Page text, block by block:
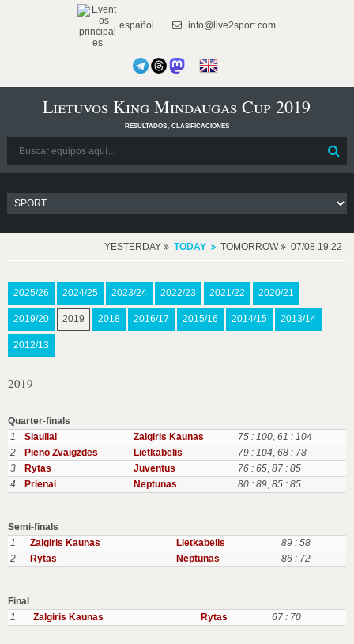
español info@live2sport.com
Lietuvos King Mindaugas Cup 2019
resultados, clasificaciones
YESTERDAY TODAY TOMORROW 07/08 19:22
2025/26 2024/25 2023/24 2022/23 2021/22 2020/21
2019/20 2019 2018 2016/17 2015/16 2014/15 2013/14
2012/13
2019
Quarter-finals
1
Siauliai Zalgiris Kaunas 75 : 100, 61 : 104
2
Pieno Zvaigzdes Lietkabelis 79 : 104, 68 : 78
3
Rytas Juventus 76 : 65, 87 : 85
4
Prienai Neptunas 80 : 89, 85 : 85
Semi-finals
1
Zalgiris Kaunas Lietkabelis
89 : 58
2
Rytas Neptunas 86 : 72
Final
1
Zalgiris Kaunas Rytas 67 : 70